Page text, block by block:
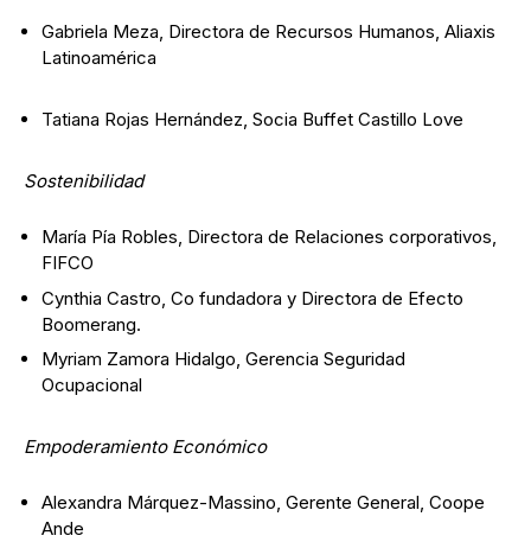
Gabriela Meza, Directora de Recursos Humanos, Aliaxis
Latinoamérica
Tatiana Rojas Hernández, Socia Buffet Castillo Love
Sostenibilidad
María Pía Robles, Directora de Relaciones corporativos,
FIFCO
Cynthia Castro, Co fundadora y Directora de Efecto
Boomerang.
Myriam Zamora Hidalgo, Gerencia Seguridad
Ocupacional
Empoderamiento Económico
Alexandra Márquez-Massino, Gerente General, Coope
Ande